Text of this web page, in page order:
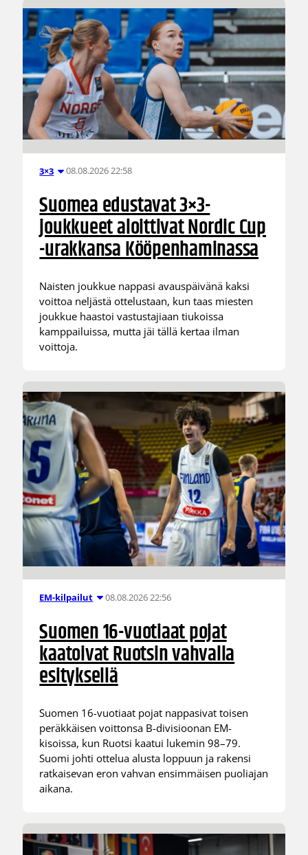
3×3 08.08.2026 22:58
Suomea edustavat 3×3-
joukkueet aloittivat Nordic Cup
-urakkansa Kööpenhaminassa
Naisten joukkue nappasi avauspäivänä kaksi
voittoa neljästä ottelustaan, kun taas miesten
joukkue haastoi vastustajiaan tiukoissa
kamppailuissa, mutta jäi tällä kertaa ilman
voittoja.
EM-kilpailut 08.08.2026 22:56
Suomen 16-vuotiaat pojat
kaatoivat Ruotsin vahvalla
esityksellä
Suomen 16-vuotiaat pojat nappasivat toisen
peräkkäisen voittonsa B-divisioonan EM-
kisoissa, kun Ruotsi kaatui lukemin 98–79.
Suomi johti ottelua alusta loppuun ja rakensi
ratkaisevan eron vahvan ensimmäisen puoliajan
aikana.